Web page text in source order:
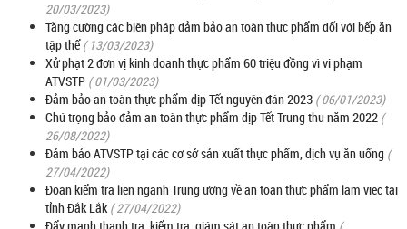
20/03/2023)
Tăng cường các biện pháp đảm bảo an toàn thực phẩm đối với bếp ăn
tập thể ( 13/03/2023)
Xử phạt 2 đơn vị kinh doanh thực phẩm 60 triệu đồng vì vi phạm
ATVSTP ( 01/03/2023)
Đảm bảo an toàn thực phẩm dịp Tết nguyên đán 2023 ( 06/01/2023)
Chú trọng bảo đảm an toàn thực phẩm dịp Tết Trung thu năm 2022 (
26/08/2022)
Đảm bảo ATVSTP tại các cơ sở sản xuất thực phẩm, dịch vụ ăn uống (
27/04/2022)
Đoàn kiểm tra liên ngành Trung ương về an toàn thực phẩm làm việc tại
tỉnh Đắk Lắk ( 27/04/2022)
Đẩy mạnh thanh tra, kiểm tra, giám sát an toàn thực phẩm